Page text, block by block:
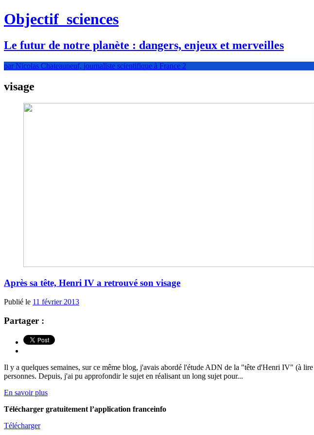
Objectif sciences
Le futur de notre planète : dangers, enjeux et merveilles
par Nicolas Chateauneuf, journaliste scientifique à France 2
visage
Après sa tête, Henri IV a retrouvé son visage
Publié le 11 février 2013
Partager :
Il y a quelques semaines, sur ce même blog, j'avais abordé l'étude ADN de la "tête d'Henri IV" (à
personnes. Depuis, j'ai pu approfondir le sujet en réalisant un long sujet pour...
En savoir plus
Télécharger gratuitement l’application franceinfo
Télécharger